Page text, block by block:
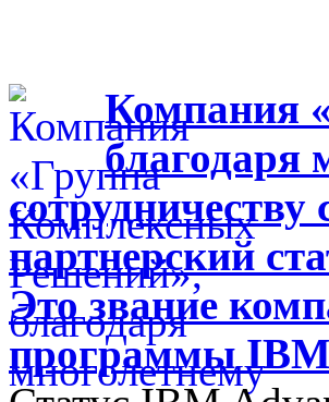
Компания
благодаря
партнерский
Это звание
программы